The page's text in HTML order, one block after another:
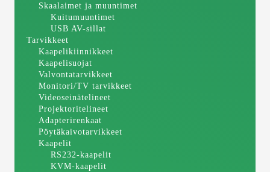
Skaalaimet ja muuntimet
Kuitumuuntimet
USB AV-sillat
Tarvikkeet
Kaapelikiinnikkeet
Kaapelisuojat
Valvontatarvikkeet
Monitori/TV tarvikkeet
Videoseinätelineet
Projektoritelineet
Adapterirenkaat
Pöytäkaivotarvikkeet
Kaapelit
RS232-kaapelit
KVM-kaapelit